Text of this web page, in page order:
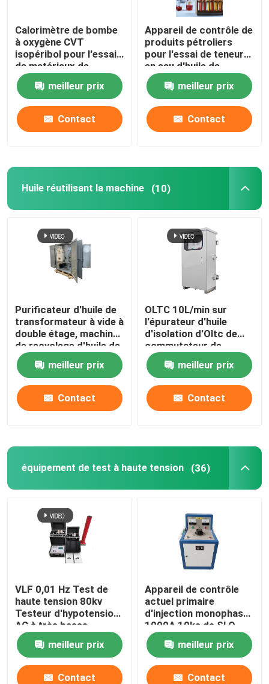
Calorimètre de bombe
à oxygène CVT
isopéribol pour l'essai
de matériaux de
construction à base
d'huile d'alimentation
au charbon
meilleur prix
Contact
Appareil de contrôle de
produits pétroliers
pour l'essai de teneur
en eau d'huile de
transformateur
meilleur prix
Contact
Huile réutilisant la machine (10)
Purificateur d'huile de
transformateur à vide à
double étage, machine
de recyclage d'huile de
transformateur
meilleur prix
Contact
OLTC 10L/min sur
l'épurateur d'huile
d'isolation d'Oltc de
commutateur de
robinet de charge
meilleur prix
Contact
équipement de test à haute tension (36)
VLF 0,01 Hz Test de
haute tension 80kv
Testeur d'hypotension
AC à très basse
fréquence
meilleur prix
Contact
Appareil de contrôle
actuel primaire
d'injection monophasé
1000A 10ka de SLQ
meilleur prix
Contact